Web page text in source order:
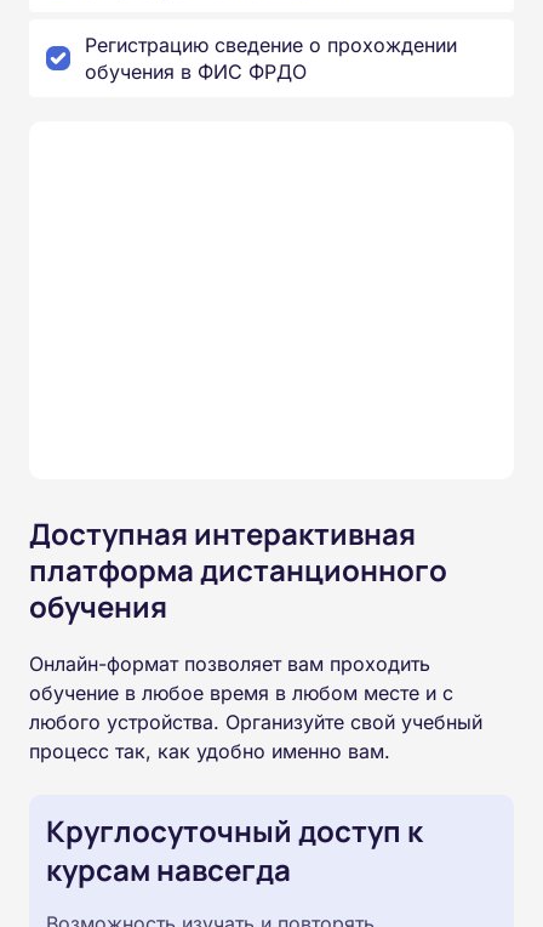
Регистрацию сведение о прохождении
обучения в ФИС ФРДО
Доступная интерактивная
платформа дистанционного
обучения
Онлайн-формат позволяет вам проходить
обучение в любое время в любом месте и с
любого устройства. Организуйте свой учебный
процесс так, как удобно именно вам.
Круглосуточный доступ к
курсам навсегда